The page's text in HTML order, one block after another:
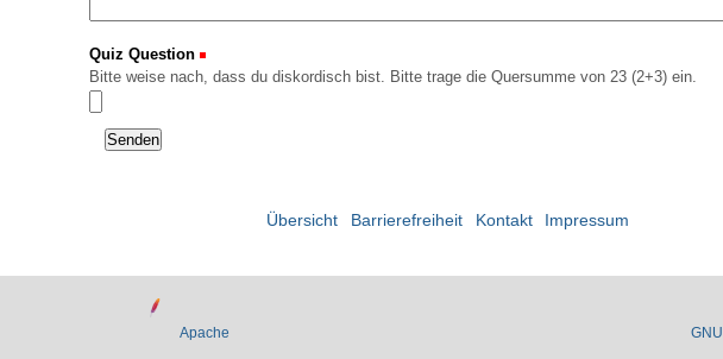
Quiz Question
Bitte weise nach, dass du diskordisch bist. Bitte trage die Quersumme von 23 (2+3) ein.
Übersicht Barrierefreiheit Kontakt Impressum
Apache GNU